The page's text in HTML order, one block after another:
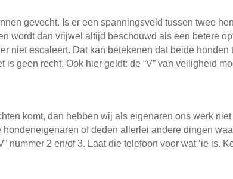
gevecht. Is er een spanningsveld tussen twee
wordt dan vrijwel altijd beschouwd als een betere
niet escaleert. Dat kan betekenen dat beide
is geen recht. Ook hier geldt: de “V” van veiligheid
komt, dan hebben wij als eigenaren ons werk
of deden allerlei andere dingen
nummer 2 en/of 3. Laat die telefoon voor wat ‘ie is.